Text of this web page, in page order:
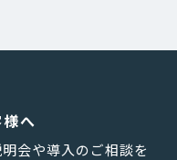
へ
会や導入のご相談を